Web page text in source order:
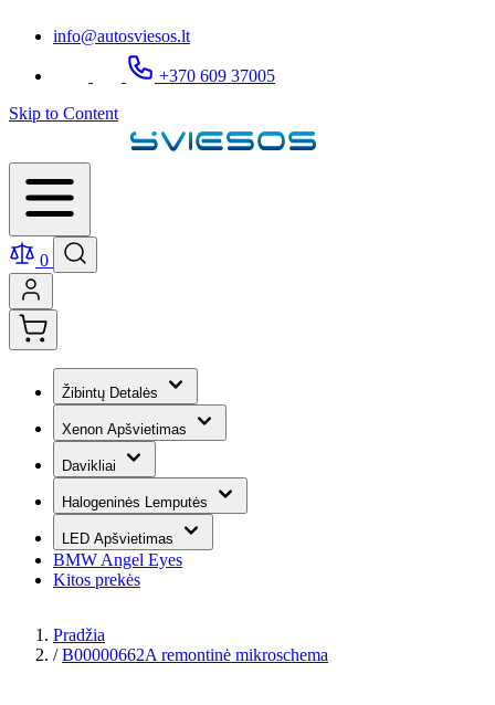
info@autosviesos.lt
+370 609 37005
Skip to Content
0
Žibintų Detalės
Xenon Apšvietimas
Davikliai
Halogeninės Lemputės
LED Apšvietimas
BMW Angel Eyes
Kitos prekės
Pradžia
/ B00000662A remontinė mikroschema